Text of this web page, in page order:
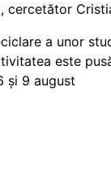
cercetător
a unor
este
și 9 august